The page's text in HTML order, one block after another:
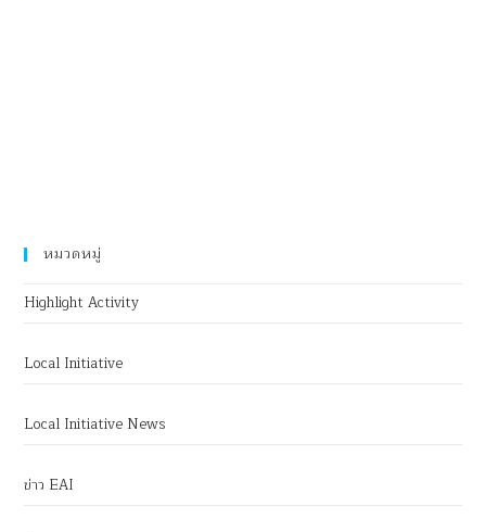
หมวดหมู่
Highlight Activity
Local Initiative
Local Initiative News
ข่าว EAI